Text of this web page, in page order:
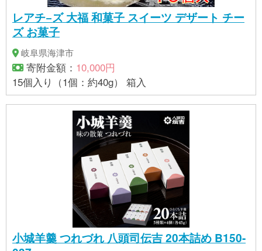
レアチ−ズ 大福 和菓子 スイーツ デザート チー
ズ お菓子
岐阜県海津市
寄附金額： 10,000円
15個入り（1個：約40g） 箱入
小城羊羹 つれづれ 八頭司伝吉 20本詰め B150-